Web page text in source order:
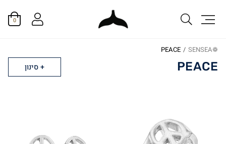
0
❁SENSEA
/
PEACE
PEACE סינון